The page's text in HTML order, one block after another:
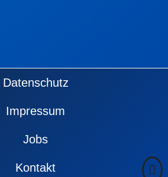
Datenschutz
Impressum
Jobs
Kontakt